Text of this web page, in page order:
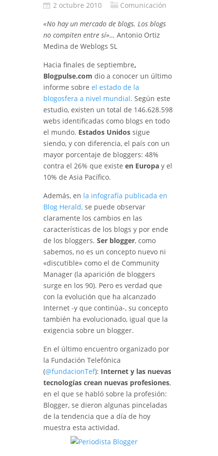
2 octubre 2010
Comunicación
«No hay un mercado de blogs. Los blogs
no compiten entre sí»… Antonio Ortiz
Medina de Weblogs SL
Hacia finales de septiembre,
Blogpulse.com dio a conocer un último
informe sobre el estado de la
blogosfera a nivel mundial. Según este
estudio, existen un total de 146.628.598
webs identificadas como blogs en todo
el mundo. Estados Unidos sigue
siendo, y con diferencia, el país con un
mayor porcentaje de bloggers: 48%
contra el 26% que existe en Europa y el
10% de Asia Pacífico.
Además, en la infografía publicada en
Blog Herald, se puede observar
claramente los cambios en las
características de los blogs y por ende
de los bloggers. Ser blogger, como
sabemos, no es un concepto nuevo ni
«discutible» como el de Community
Manager (la aparición de bloggers
surge en los 90). Pero es verdad que
con la evolución que ha alcanzado
Internet -y que continúa-, su concepto
también ha evolucionado, igual que la
exigencia sobre un blogger.
En el último encuentro organizado por
la Fundación Telefónica
(@fundacionTef): Internet y las nuevas
tecnologías crean nuevas profesiones,
en el que se habló sobre la profesión:
Blogger, se dieron algunas pinceladas
de la tendencia que a día de hoy
muestra esta actividad.